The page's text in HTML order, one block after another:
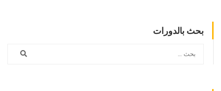
بحث بالدورات